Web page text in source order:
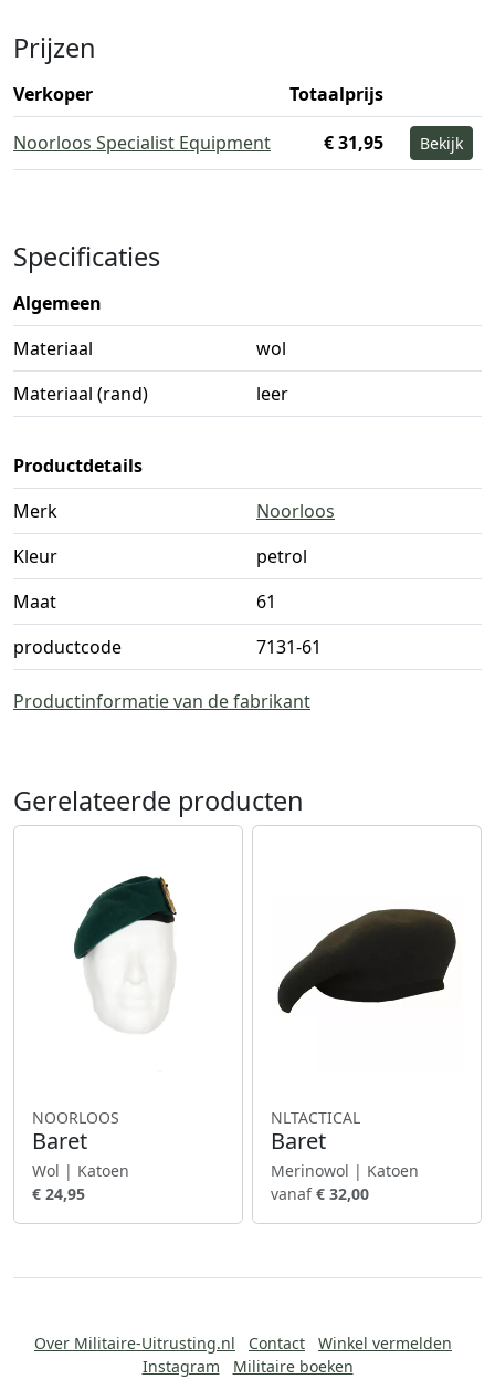
Prijzen
Verkoper
Totaalprijs
Noorloos Specialist Equipment
€ 31,95 Bekijk
Specificaties
Algemeen
Materiaal
wol
Materiaal (rand)
leer
Productdetails
Merk
Noorloos
Kleur
petrol
Maat
61
productcode
7131-61
Productinformatie van de fabrikant
Gerelateerde producten
NOORLOOS
Baret
Wol | Katoen
€ 24,95
NLTACTICAL
Baret
Merinowol | Katoen
vanaf€ 32,00
Over Militaire-Uitrusting.nl Contact
Winkel vermelden
Instagram
Militaire boeken